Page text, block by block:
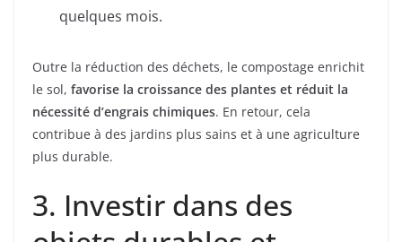
quelques mois.
Outre la réduction des déchets, le compostage enrichit
le sol, favorise la croissance des plantes et réduit la
nécessité d’engrais chimiques. En retour, cela
contribue à des jardins plus sains et à une agriculture
plus durable.
3. Investir dans des